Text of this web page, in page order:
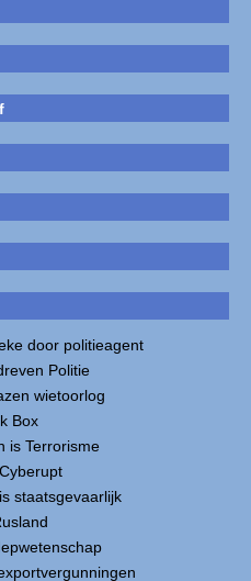
door politieagent
Politie
wietoorlog
Box
is Terrorisme
staatsgevaarlijk